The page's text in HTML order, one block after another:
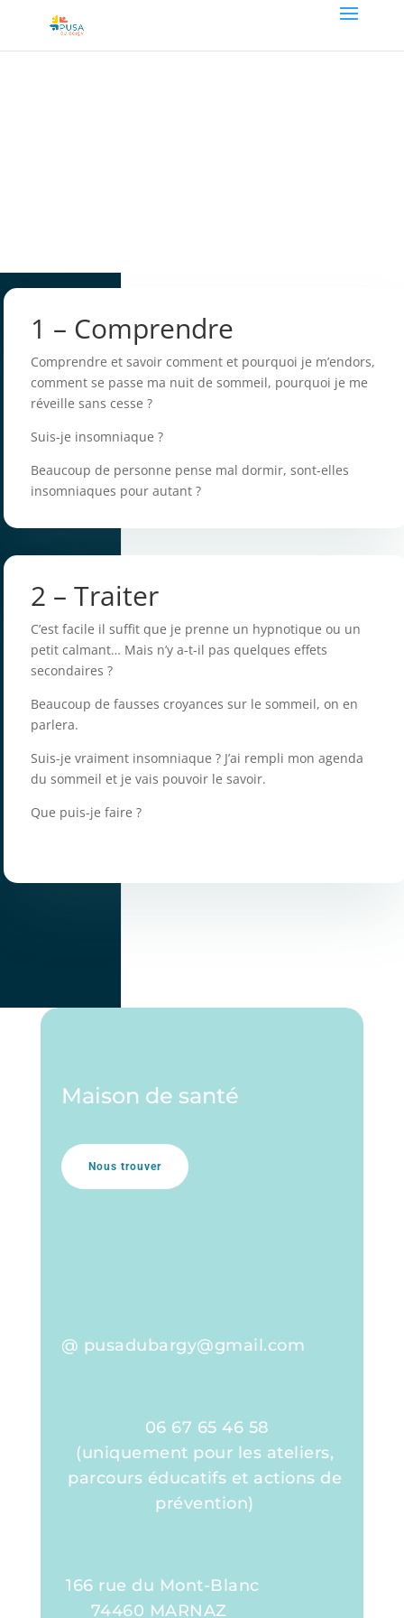
1 – Comprendre
Comprendre et savoir comment et pourquoi je m’endors,
comment se passe ma nuit de sommeil, pourquoi je me
réveille sans cesse ?
Suis-je insomniaque ?
Beaucoup de personne pense mal dormir, sont-elles
insomniaques pour autant ?
2 – Traiter
C’est facile il suffit que je prenne un hypnotique ou un
petit calmant… Mais n’y a-t-il pas quelques effets
secondaires ?
Beaucoup de fausses croyances sur le sommeil, on en
parlera.
Suis-je vraiment insomniaque ? J’ai rempli mon agenda
du sommeil et je vais pouvoir le savoir.
Que puis-je faire ?
Maison de santé
Nous trouver
@ pusadubargy@gmail.com
06 67 65 46 58
(uniquement pour les ateliers,
parcours éducatifs et actions de
prévention)
166 rue du Mont-Blanc
74460 MARNAZ